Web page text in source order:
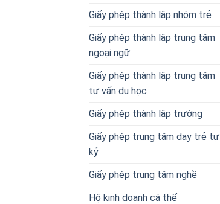
Giấy phép thành lập nhóm trẻ
Giấy phép thành lập trung tâm
ngoại ngữ
Giấy phép thành lập trung tâm
tư vấn du học
Giấy phép thành lập trường
Giấy phép trung tâm dạy trẻ tự
kỷ
Giấy phép trung tâm nghề
Hộ kinh doanh cá thể